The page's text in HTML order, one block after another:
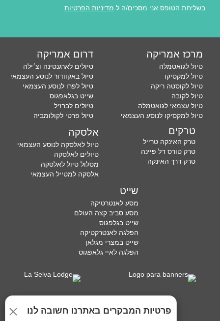
בשליחת הטופס אני מסכים/ה ל מדיניות הפרטיות
שייט
מסע לאנטרטיקה
מסע סביב קצה העולם
שייט בגלפגוס
הפלגה לאנטרקטיקה
שייט במצרי מגלאן
הפלגה לאיי גלאפגוס
טרקים
טרק האינקה טרייל
טרק טורס דל פיינה
טרק דרך האינקה
אלסקה
טיול לאלסקה לנוסע העצמאי
טיולים לאלסקה
מסלול טיול לאלסקה
אלסקה למטייל העצמאי
מרכז אמריקה
טיול לגואטמלה
טיול למקסיקו
טיול לקוסטה ריקה
טיול לקובה
טיול עצמאי לגואטמלה
טיול למקסיקו לנוסע העצמאי
דרום אמריקה
טיולים לארגנטינה וצ׳ילה
טיול באקוודור לנוסע העצמאי
טיול לפרו לנוסע העצמאי
שייט בגלאפגוס
טיולים לברזיל
טיול פרטי לקולומביה
פרטיות המבקרים באתרנו חשובה לנו